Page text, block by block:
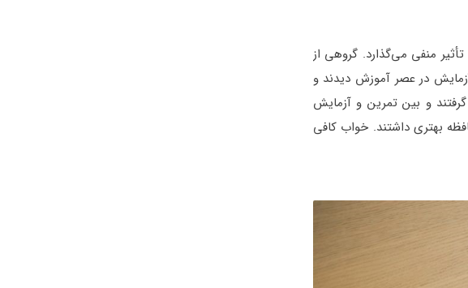
منفی می‌گذارد. گروهی از
گروهی از کودکان برای آزمایش در عصر آموزش دیدند و
و بین تمرین و آزمایش
بود زیرا افرادی که بین تمرین و آزمایش خوابیده بودند ۲۰٪ عملکرد حافظه بهتری داشتند. خواب کافی